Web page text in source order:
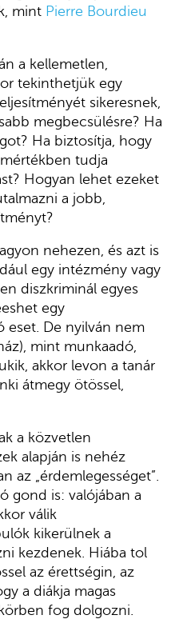
mint Pierre Bourdieu
a kellemetlen,
tekinthetjük egy
sikeresnek,
megbecsülésre? Ha
Ha biztosítja, hogy
tudja
Hogyan lehet ezeket
a jobb,
nehezen, és azt is
egy intézmény vagy
diszkriminál egyes
egy
eset. De nyilván nem
mint munkaadó,
akkor levon a tanár
átmegy ötössel,
a közvetlen
alapján is nehéz
az „érdemlegességet”.
gond is: valójában a
válik
kikerülnek a
kezdenek. Hiába tol
az érettségin, az
a diákja magas
fog dolgozni.